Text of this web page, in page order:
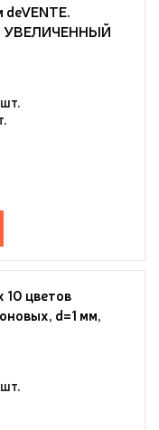
deVENTE.
УВЕЛИЧЕННЫЙ
м,
10 цветов
d=1 мм,
с цветными
в